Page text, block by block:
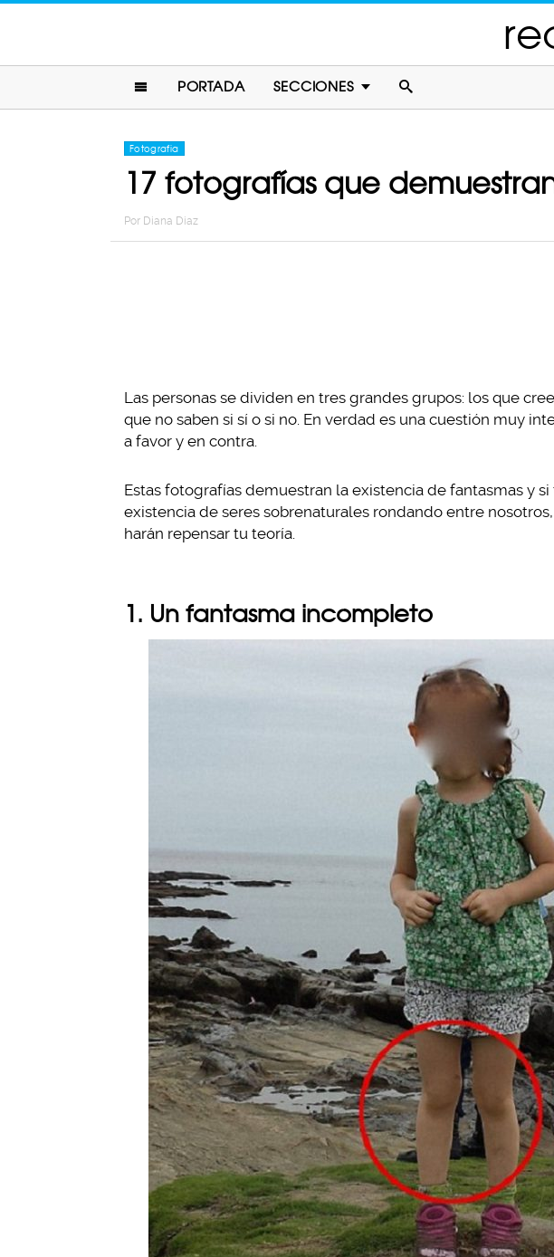
PORTADA SECCIONES
Fotografia
17 fotografías que demuestran
Por Diana Diaz
Las personas se dividen en tres grandes grupos: los que
que no saben si sí o si no. En verdad es una cuestión muy
a favor y en contra.
Estas fotografías demuestran la existencia de fantasmas y
existencia de seres sobrenaturales rondando entre
harán repensar tu teoría.
1. Un fantasma incompleto